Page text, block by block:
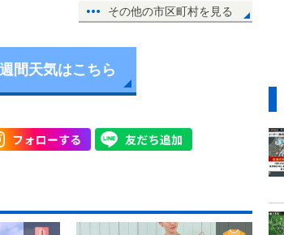
その他の市区町村を見る
間天気はこちら